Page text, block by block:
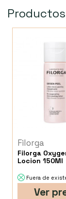
Filorga
Filorga
Locion 150Ml
Fuera de
Ver